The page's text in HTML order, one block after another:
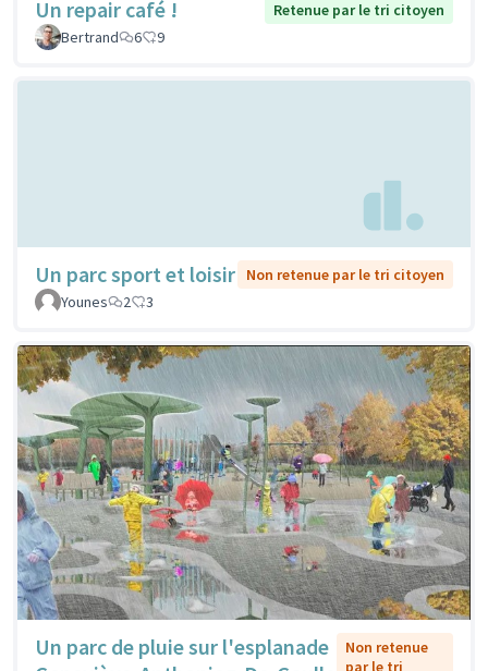
Un repair café !
Retenue par le tri citoyen
Bertrand
6 9
Un parc sport et loisir
Non retenue par le tri citoyen
Younes
2 3
Un parc de pluie sur l'esplanade
Non retenue
par le tri